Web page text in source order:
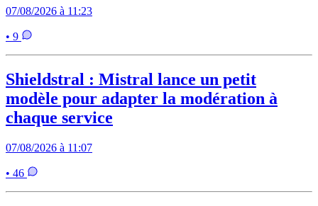
07/08/2026 à 11:23
• 9
Shieldstral : Mistral lance un petit
modèle pour adapter la modération à
chaque service
07/08/2026 à 11:07
• 46